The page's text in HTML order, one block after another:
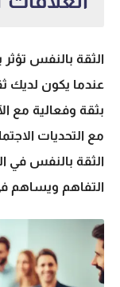
الثقة بالنفس
عندما يكون لديك
بثقة وفعالية مع
مع التحديات
الثقة بالنفس في
التفاهم ويساهم